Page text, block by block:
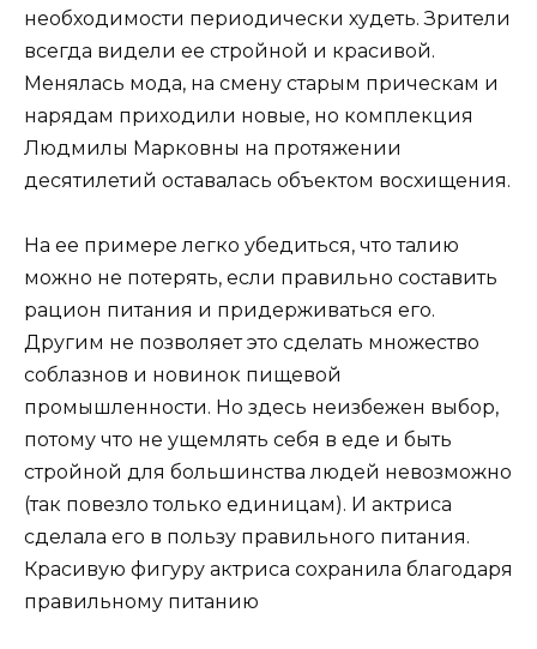
необходимости периодически худеть. Зрители
всегда видели ее стройной и красивой.
Менялась мода, на смену старым прическам и
нарядам приходили новые, но комплекция
Людмилы Марковны на протяжении
десятилетий оставалась объектом восхищения.
На ее примере легко убедиться, что талию
можно не потерять, если правильно составить
рацион питания и придерживаться его.
Другим не позволяет это сделать множество
соблазнов и новинок пищевой
промышленности. Но здесь неизбежен выбор,
потому что не ущемлять себя в еде и быть
стройной для большинства людей невозможно
(так повезло только единицам). И актриса
сделала его в пользу правильного питания.
Красивую фигуру актриса сохранила благодаря
правильному питанию